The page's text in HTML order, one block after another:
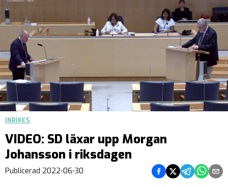
INRIKES
VIDEO: SD läxar upp Morgan
Johansson i riksdagen
Publicerad 2022-06-30 Dela på Facebook
Dela på Twitter
Dela påDela på
Dela